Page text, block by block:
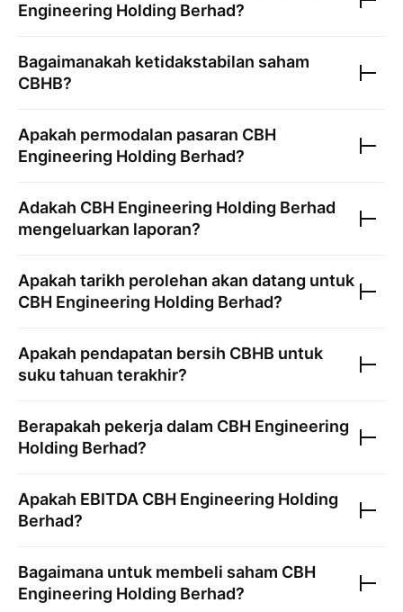
Engineering Holding Berhad?
Bagaimanakah ketidakstabilan saham
CBHB?
Apakah permodalan pasaran CBH
Engineering Holding Berhad?
Adakah CBH Engineering Holding Berhad
mengeluarkan laporan?
Apakah tarikh perolehan akan datang untuk
CBH Engineering Holding Berhad?
Apakah pendapatan bersih CBHB untuk
suku tahuan terakhir?
Berapakah pekerja dalam CBH Engineering
Holding Berhad?
Apakah EBITDA CBH Engineering Holding
Berhad?
Bagaimana untuk membeli saham CBH
Engineering Holding Berhad?